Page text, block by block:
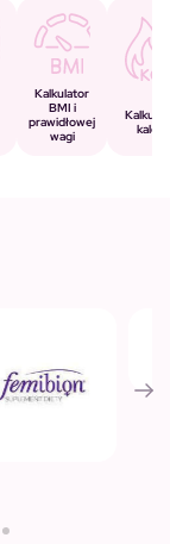
Kalkulator
BMI i
prawidłowej
wagi
kalorii